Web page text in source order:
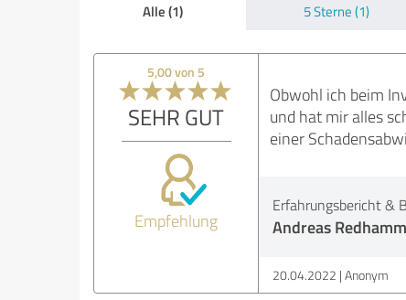
Alle (1) 5 Sterne (1)
5,00 von 5
SEHR GUT
Empfehlung
Obwohl ich beim
und hat mir alles
einer
Erfahrungsbericht &
Andreas
20.04.2022 Anonym